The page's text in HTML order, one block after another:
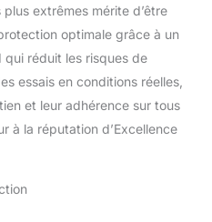
verrouillage avec
design auto-alignant
une fermeture facile
précise et une
performance de
et de sécurité.
repensée :
pour améliorer
extrêmes mérite d’être
optimale grâce à un
qui réduit les risques de
essais en conditions réelles,
et leur adhérence sur tous
à la réputation d’Excellence